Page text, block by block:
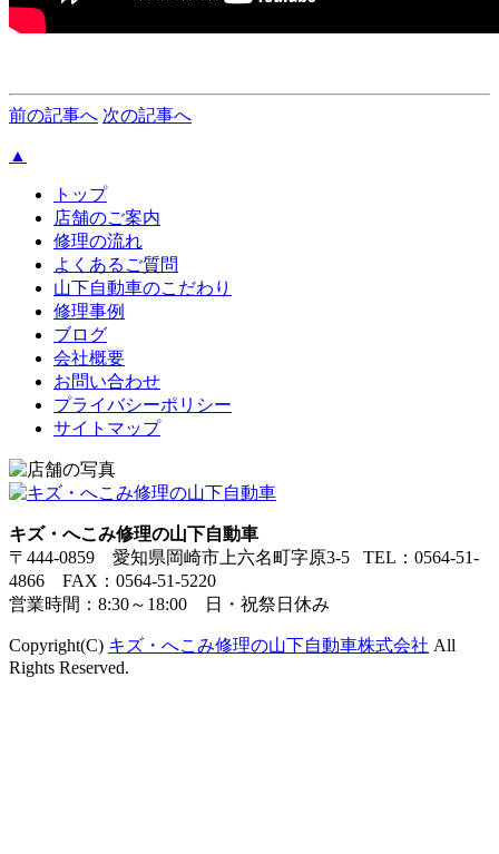
前の記事へ 次の記事へ
▲
トップ
店舗のご案内
修理の流れ
よくあるご質問
山下自動車のこだわり
修理事例
ブログ
会社概要
お問い合わせ
プライバシーポリシー
サイトマップ
キズ・へこみ修理の山下自動車
〒444-0859 愛知県岡崎市上六名町字原3-5 TEL：0564-51-
4866 FAX：0564-51-5220
営業時間：8:30～18:00 日・祝祭日休み
Copyright(C) キズ・へこみ修理の山下自動車株式会社 All
Rights Reserved.